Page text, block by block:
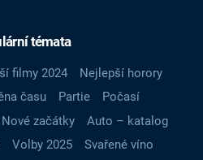
témata
filmy 2024
Nejlepší horory
času Partie
Počasí
Nové začátky
Auto – katalog
Volby 2025
Svařené víno